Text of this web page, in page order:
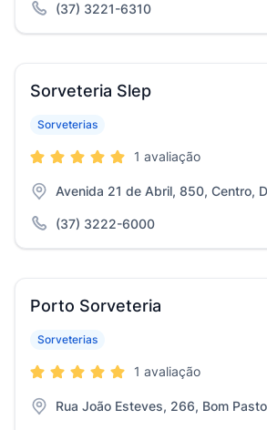
(37) 3221-6310
Sorveteria Slep
Sorveterias
1 avaliação
Avenida 21 de Abril, 850, Centro,
(37) 3222-6000
Porto Sorveteria
Sorveterias
1 avaliação
Rua João Esteves, 266, Bom